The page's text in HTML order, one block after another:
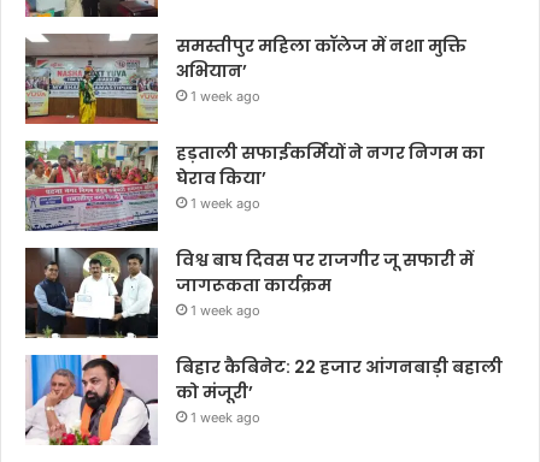
समस्तीपुर महिला कॉलेज में नशा मुक्ति
अभियान’
1 week ago
हड़ताली सफाईकर्मियों ने नगर निगम का
घेराव किया’
1 week ago
विश्व बाघ दिवस पर राजगीर जू सफारी में
जागरूकता कार्यक्रम
1 week ago
बिहार कैबिनेट: 22 हजार आंगनबाड़ी बहाली
को मंजूरी’
1 week ago